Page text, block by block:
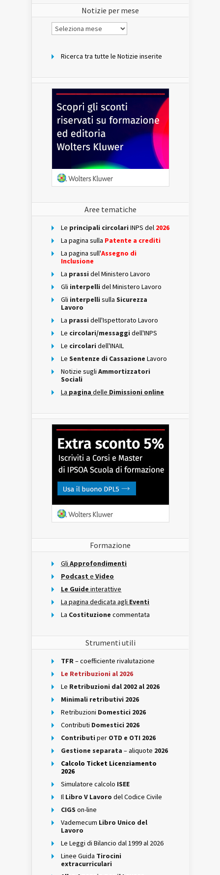
Notizie per mese
Notizie
per
Ricerca tra tutte le Notizie inserite
Aree tematiche
Le principali circolari INPS del 2026
La pagina sulla Patente a crediti
La pagina sull'Assegno di
Inclusione
La prassi del Ministero Lavoro
Gli interpelli del Ministero Lavoro
Gli interpelli sulla Sicurezza
Lavoro
La prassi dell'Ispettorato Lavoro
Le circolari/messaggi dell'INPS
Le circolari dell'INAIL
Le Sentenze di Cassazione Lavoro
Notizie sugli Ammortizzatori
Sociali
La pagina delle Dimissioni online
Formazione
Gli Approfondimenti
Podcast e Video
Le Guide interattive
La pagina dedicata agli Eventi
La Costituzione commentata
Strumenti utili
TFR– coefficiente rivalutazione
Le Retribuzioni al 2026
Le Retribuzioni dal 2002 al 2026
Minimali retributivi 2026
Retribuzioni Domestici 2026
Contributi Domestici 2026
Contributi per OTD e OTI 2026
Gestione separata – aliquote 2026
Calcolo Ticket Licenziamento
2026
Simulatore calcolo ISEE
Il Libro V Lavoro del Codice Civile
CIGS on-line
Vademecum Libro Unico del
Lavoro
Le Leggi di Bilancio dal 1999 al 2026
Linee Guida Tirocini
extracurriculari